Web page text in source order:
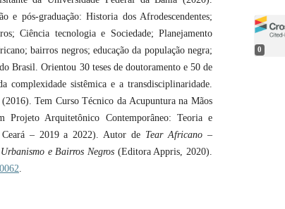
e pós-graduação: Historia dos Afrodescendentes;
Ciência tecnologia e Sociedade; Planejamento
bairros negros; educação da população negra;
Brasil. Orientou 30 teses de doutoramento e 50 de
complexidade sistêmica e a transdisciplinaridade.
Tem Curso Técnico da Acupuntura na Mãos
Projeto Arquitetônico Contemporâneo: Teoria e
– 2019 a 2022). Autor de Tear Africano –
e Bairros Negros (Editora Appris, 2020).
.
0